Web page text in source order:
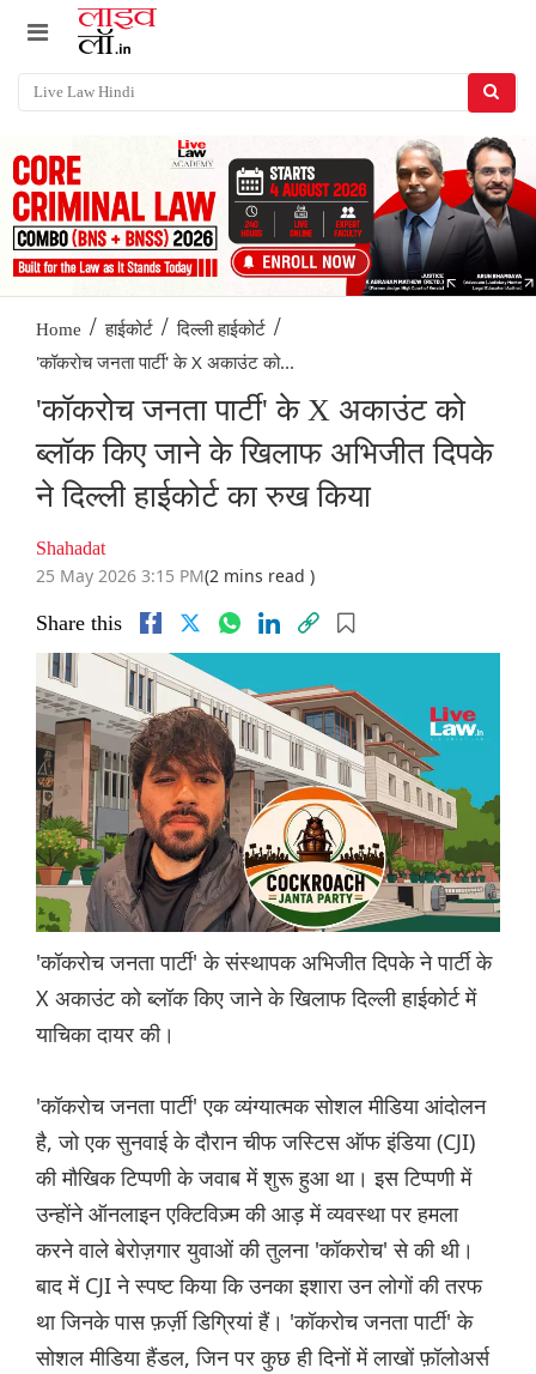
Home / हाईकोर्ट / दिल्ली हाईकोर्ट /
'कॉकरोच जनता पार्टी' के X अकाउंट को...
'कॉकरोच जनता पार्टी' के X अकाउंट को
ब्लॉक किए जाने के खिलाफ अभिजीत दिपके
ने दिल्ली हाईकोर्ट का रुख किया
Shahadat
25 May 2026 3:15 PM(2 mins read )
Share this
'कॉकरोच जनता पार्टी' के संस्थापक अभिजीत दिपके ने पार्टी के
X अकाउंट को ब्लॉक किए जाने के खिलाफ दिल्ली हाईकोर्ट में
याचिका दायर की।
'कॉकरोच जनता पार्टी' एक व्यंग्यात्मक सोशल मीडिया आंदोलन
है, जो एक सुनवाई के दौरान चीफ जस्टिस ऑफ इंडिया (CJI)
की मौखिक टिप्पणी के जवाब में शुरू हुआ था। इस टिप्पणी में
उन्होंने ऑनलाइन एक्टिविज़्म की आड़ में व्यवस्था पर हमला
करने वाले बेरोज़गार युवाओं की तुलना 'कॉकरोच' से की थी।
बाद में CJI ने स्पष्ट किया कि उनका इशारा उन लोगों की तरफ
था जिनके पास फ़र्ज़ी डिग्रियां हैं। 'कॉकरोच जनता पार्टी' के
सोशल मीडिया हैंडल, जिन पर कुछ ही दिनों में लाखों फ़ॉलोअर्स